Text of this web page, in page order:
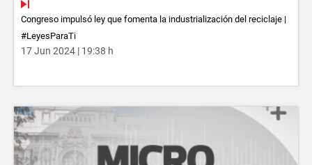
Congreso impulsó ley que fomenta la industrialización del reciclaje |
#LeyesParaTi
17 Jun 2024 | 19:38 h